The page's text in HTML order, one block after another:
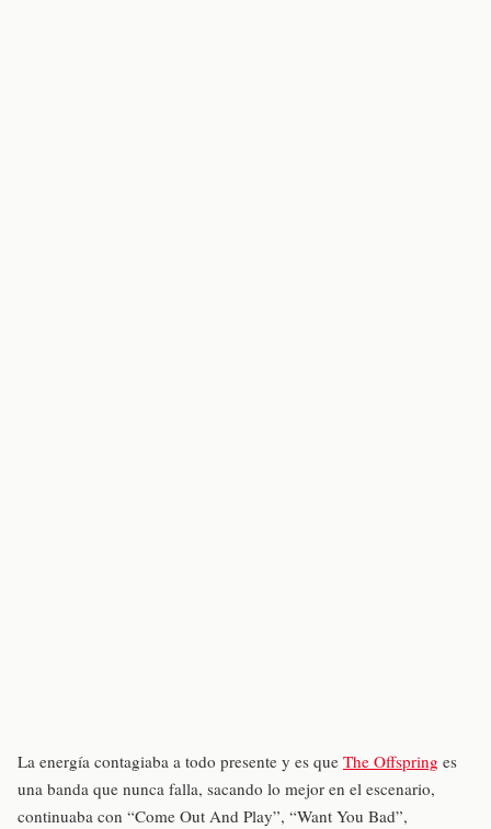
La energía contagiaba a todo presente y es que The Offspring es
una banda que nunca falla, sacando lo mejor en el escenario,
continuaba con “Come Out And Play”, “Want You Bad”,